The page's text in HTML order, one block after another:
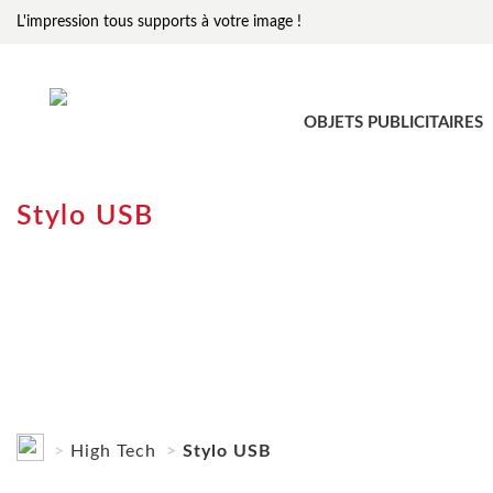
L'impression tous supports à votre image !
OBJETS PUBLICITAIRES
Stylo USB
High Tech Stylo USB